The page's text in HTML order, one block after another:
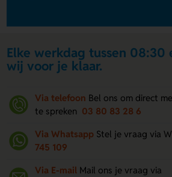
Elke werkdag tussen 08:30
wij voor je klaar.
Via telefoon Bel ons om direct
te spreken 03 80 83 28 6
Via Whatsapp Stel je vraag via
745 109
Via E-mail Mail ons je vraag via